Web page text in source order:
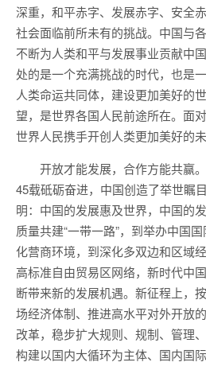
深重，和平赤字、发展赤字、安全
社会面临前所未有的挑战。中国与
不断为人类和平与发展事业贡献中
处的是一个充满挑战的时代，也是
人类命运共同体，建设更加美好的
望，是世界各国人民前途所在。面
世界人民携手开创人类更加美好的未
开放才能发展，合作方能共赢
45载砥砺奋进，中国创造了举世瞩
明：中国的发展惠及世界，中国的
质量共建“一带一路”，到举办中国
化营商环境，到深化多双边和区域
高标准自由贸易区网络，新时代中
断带来新的发展机遇。新征程上，
场经济体制、推进高水平对外开放
改革，稳步扩大规则、规制、管理
构建以国内大循环为主体、国内国